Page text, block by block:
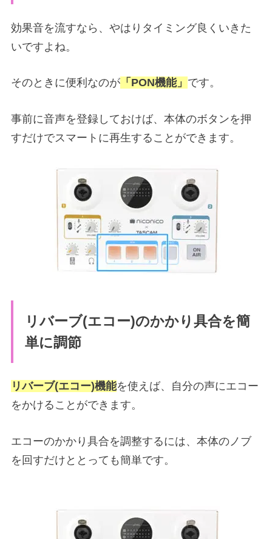
効果音を流すなら、やはりタイミング良くいきた
いですよね。
そのときに便利なのが 「PON機能」 です。
事前に音声を登録しておけば、本体のボタンを押
すだけでスマートに再生することができます。
リバーブ(エコー)のかかり具合を簡
単に調節
リバーブ(エコー)機能を使えば、自分の声にエコー
をかけることができます。
エコーのかかり具合を調整するには、本体のノブ
を回すだけととっても簡単です。